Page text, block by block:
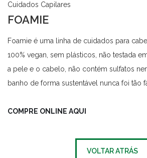
Cuidados Capilares
FOAMIE
Foamie é uma linha de cuidados para
100% vegan, sem plásticos, não testada
a pele e o cabelo, não contém sulfatos
banho de forma sustentável nunca foi tão
COMPRE ONLINE AQUI
VOLTAR ATRÁS